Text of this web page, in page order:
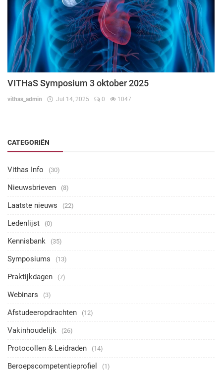
VITHaS Symposium 3 oktober 2025
vithas_admin Jul 14, 2025 0 1047
CATEGORIËN
Vithas Info (30)
Nieuwsbrieven (8)
Laatste nieuws (22)
Ledenlijst (0)
Kennisbank (35)
Symposiums (13)
Praktijkdagen (7)
Webinars (3)
Afstudeeropdrachten (12)
Vakinhoudelijk (26)
Protocollen & Leidraden (14)
Beroepscompetentieprofiel (1)